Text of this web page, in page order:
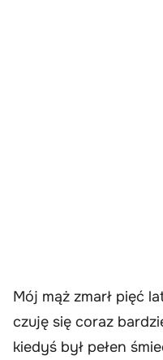
Mój mąż zmarł pięć
czuję się coraz
kiedyś był pełen